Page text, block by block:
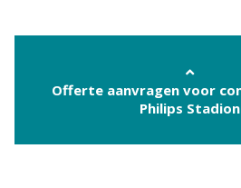
Offerte aanvragen voor
Philips Stadion